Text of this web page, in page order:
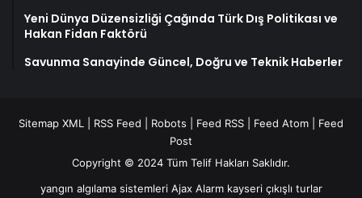
Yeni Dünya Düzensizliği Çağında Türk Dış Politikası ve
Hakan Fidan Faktörü
Savunma Sanayinde Güncel, Doğru ve Teknik Haberler
Sitemap XML RSS Feed Robots Feed RSS Feed Atom
Feed
Post
Copyright © 2024 Tüm Telif Hakları Saklıdır.
yangın algılama sistemleri Ajax Alarm kayseri çıkışlı turlar